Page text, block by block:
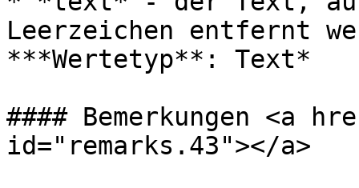
Leerzeichen entfernt
***Wertetyp**: Text*
#### Bemerkungen <a
id="remarks.43"></a>